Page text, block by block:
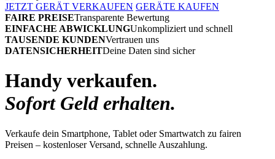
JETZT GERÄT VERKAUFEN GERÄTE KAUFEN
FAIRE PREISETransparente Bewertung
EINFACHE ABWICKLUNGUnkompliziert und schnell
TAUSENDE KUNDENVertrauen uns
DATENSICHERHEITDeine Daten sind sicher
Handy verkaufen.
Sofort Geld erhalten.
Verkaufe dein Smartphone, Tablet oder Smartwatch zu fairen
Preisen – kostenloser Versand, schnelle Auszahlung.